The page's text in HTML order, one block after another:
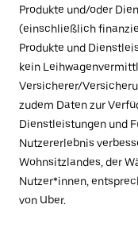
Produkte und/oder
(einschließlich
Produkte und
kein
Versicherer/
zudem Daten zur
Dienstleistungen und
Nutzererlebnis
Wohnsitzlandes, der
Nutzer*innen,
von Uber.